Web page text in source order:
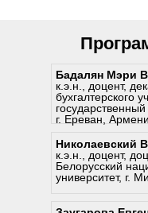
Бадалян Мэри
к.э.н., доцент,
бухгалтерского
г. Ереван,
Николаевский
к.э.н., доцент,
Белорусский
университет, г.